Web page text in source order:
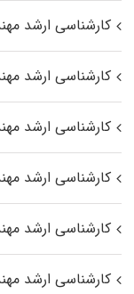
کارشناسی ارشد
کارشناسی ارشد
کارشناسی ارشد
کارشناسی ارشد
کارشناسی ارشد
کارشناسی ارشد